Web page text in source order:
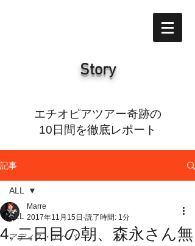
Story
エチオピアツアー奇跡の
10日間を徹底レポート
記事
ALL
アディス・アベバ
ALL
4. 二日目の朝、森永さん無
Marre
2017年11月15日 読了時間: 1分